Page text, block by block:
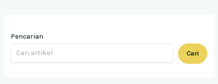
Pencarian
Cari